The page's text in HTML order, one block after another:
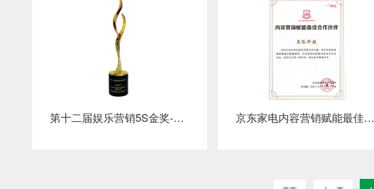
第十二届娱乐营销5S金奖-金领冠塞纳牧顶配有机新品上市整合营销项目 京东家电内容营销赋能最佳合作伙伴